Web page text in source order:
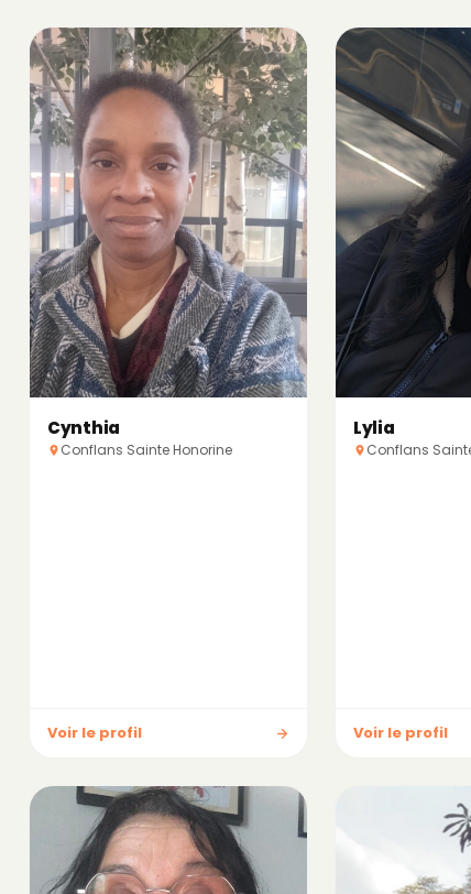
Cynthia
Conflans Sainte Honorine
Voir le profil
Lylia
Conflans
Voir le profil